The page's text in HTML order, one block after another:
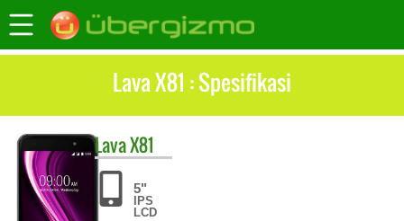
Lava X81 : Spesifikasi
LavaX81
5"
IPS
LCD